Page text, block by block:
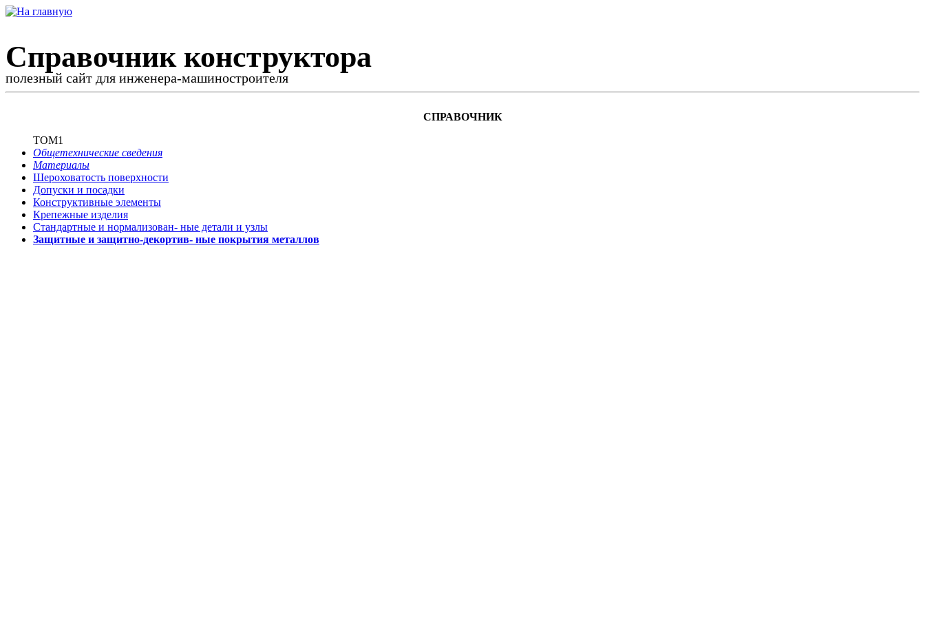
Справочник конструктора
полезный сайт для инженера-машиностроителя
СПРАВОЧНИК
ТОМ1
Общетехнические сведения
Материалы
Шероховатость поверхности
Допуски и посадки
Конструктивные элементы
Крепежные изделия
Стандартные и нормализован- ные детали и узлы
Защитные и защитно-декортив- ные покрытия металлов